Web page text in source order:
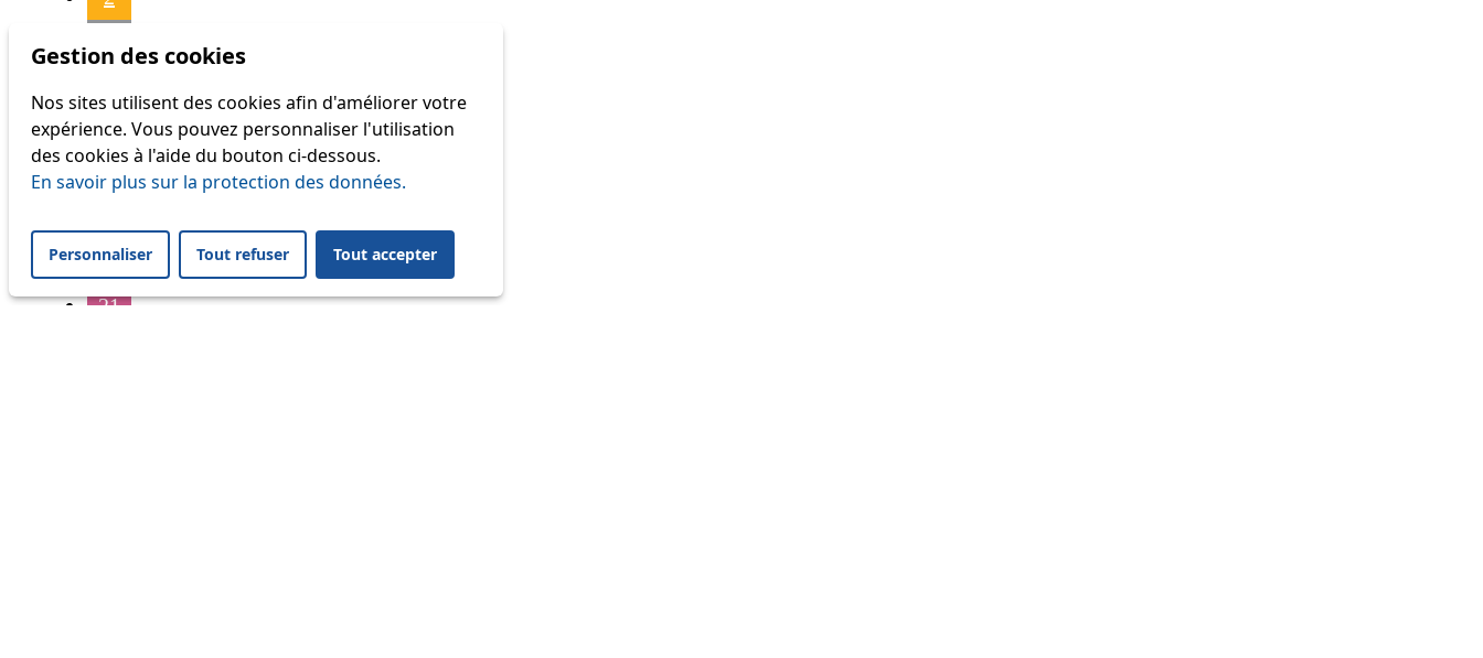
6
16
18
21
Gestion des cookies
Nos sites utilisent des cookies afin d'améliorer votre
expérience. Vous pouvez personnaliser l'utilisation
des cookies à l'aide du bouton ci-dessous.
En savoir plus sur la protection des données.
Personnaliser Tout refuser Tout accepter